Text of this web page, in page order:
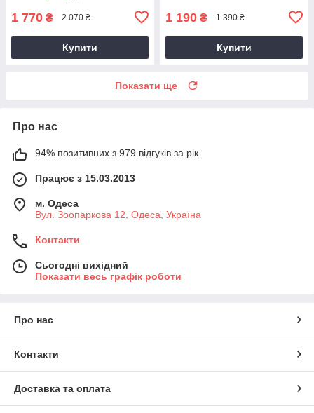
1 770 ₴ 2 070 ₴
Купити
1 190 ₴ 1 390 ₴
Купити
Показати ще
Про нас
94% позитивних з 979 відгуків за рік
Працює з 15.03.2013
м. Одеса
Вул. Зоопаркова 12, Одеса, Україна
Контакти
Сьогодні вихідний
Показати весь графік роботи
Про нас
Контакти
Доставка та оплата